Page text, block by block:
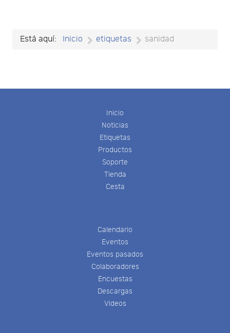
Está aquí: Inicio etiquetas sanidad
Inicio
Noticias
Etiquetas
Productos
Soporte
Tienda
Cesta
Calendario
Eventos
Eventos pasados
Colaboradores
Encuestas
Descargas
Videos